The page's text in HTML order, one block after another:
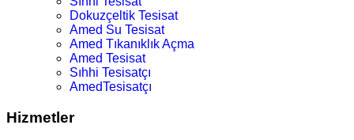
Dokuzçeltik Tesisat
Amed Su Tesisat
Amed Tıkanıklık Açma
Amed Tesisat
Sıhhi Tesisatçı
AmedTesisatçı
Hizmetler